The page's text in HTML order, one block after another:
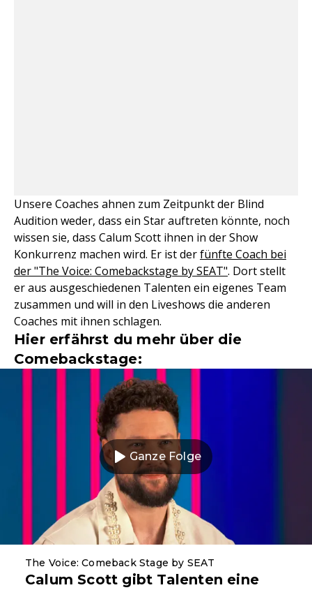
Unsere Coaches ahnen zum Zeitpunkt der Blind
Audition weder, dass ein Star auftreten könnte, noch
wissen sie, dass Calum Scott ihnen in der Show
Konkurrenz machen wird. Er ist derfünfte Coach bei
der "The Voice: Comebackstage by SEAT". Dort stellt
er aus ausgeschiedenen Talenten ein eigenes Team
zusammen und will in den Liveshows die anderen
Coaches mit ihnen schlagen.
Hier erfährst du mehr über die
Comebackstage:
Ganze Folge
The Voice: Comeback Stage by SEAT
Calum Scott gibt Talenten eine